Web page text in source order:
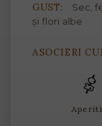
GUST:
Sec,
și flori albe
ASOCIERI